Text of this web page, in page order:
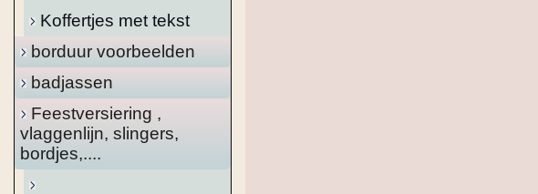
Koffertjes met tekst
borduur voorbeelden
badjassen
Feestversiering ,
vlaggenlijn, slingers,
bordjes,....